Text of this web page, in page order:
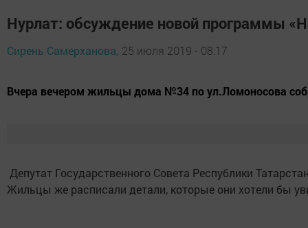
Нурлат: обсуждение новой программы
Сирень Самерханова, 25 июля 2019 - 08:17
Вчера вечером жильцы дома №34 по ул.Ломоносова
Депутат Государственного Совета Республики
Жильцы же расписали детали, которые они хотели бы